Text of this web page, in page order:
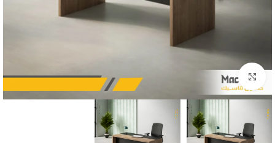
Click to enlarge